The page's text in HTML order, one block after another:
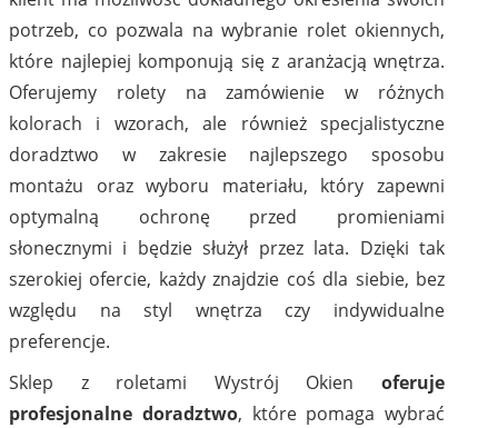
potrzeb, co pozwala na wybranie rolet okiennych,
które najlepiej komponują się z aranżacją wnętrza.
Oferujemy rolety na zamówienie w różnych
kolorach i wzorach, ale również specjalistyczne
doradztwo w zakresie najlepszego sposobu
montażu oraz wyboru materiału, który zapewni
optymalną ochronę przed promieniami
słonecznymi i będzie służył przez lata. Dzięki tak
szerokiej ofercie, każdy znajdzie coś dla siebie, bez
względu na styl wnętrza czy indywidualne
preferencje.
Sklep z roletami Wystrój Okien oferuje
profesjonalne doradztwo, które pomaga wybrać